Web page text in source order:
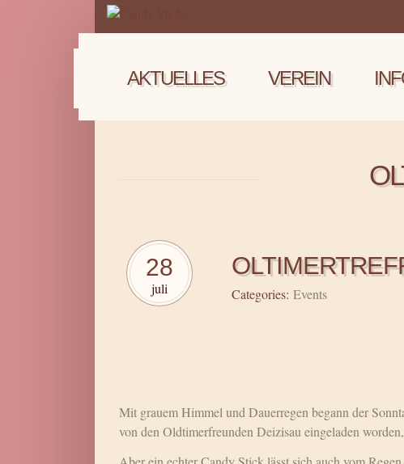
AKTUELLES VEREIN
28
juli Categories: Events
Mit grauem Himmel und Dauerregen begann der
von den Oldtimerfreunden Deizisau eingeladen